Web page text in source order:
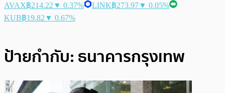
AVAX฿214.22 ▼ 0.37% LINK฿273.97▼ 0.05%
KUB฿19.82 ▼ 0.67%
ป้ายกำกับ: ธนาคารกรุงเทพ